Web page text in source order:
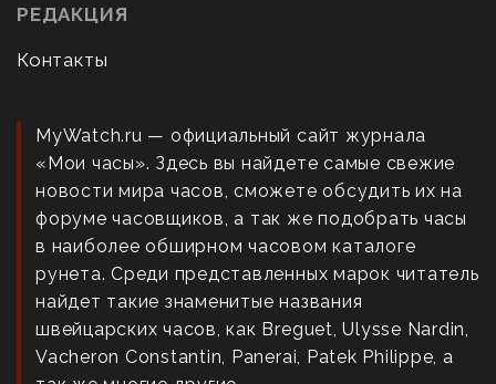
РЕДАКЦИЯ
Контакты
MyWatch.ru — официальный сайт журнала
«Мои часы». Здесь вы найдете самые свежие
новости мира часов, сможете обсудить их на
форуме часовщиков, а так же подобрать часы
в наиболее обширном часовом каталоге
рунета. Среди представленных марок читатель
найдет такие знаменитые названия
швейцарских часов, как Breguet, Ulysse Nardin,
Vacheron Constantin, Panerai, Patek Philippe, а